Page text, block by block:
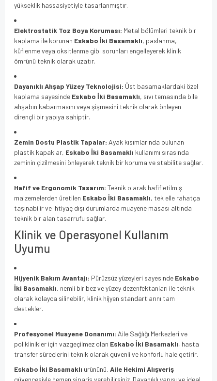
yükseklik hassasiyetiyle tasarlanmıştır.
Elektrostatik Toz Boya Koruması: Metal bölümleri teknik bir
kaplama ile korunan Eskabo İki Basamaklı, paslanma,
küflenme veya oksitlenme gibi sorunları engelleyerek klinik
ömrünü teknik olarak uzatır.
Dayanıklı Ahşap Yüzey Teknolojisi: Üst basamaklardaki özel
kaplama sayesinde Eskabo İki Basamaklı, sıvı temasında bile
ahşabın kabarmasını veya şişmesini teknik olarak önleyen
dirençli bir yapıya sahiptir.
Zemin Dostu Plastik Tapalar: Ayak kısımlarında bulunan
plastik kapaklar, Eskabo İki Basamaklı kullanımı sırasında
zeminin çizilmesini önleyerek teknik bir koruma ve stabilite sağlar.
Hafif ve Ergonomik Tasarım: Teknik olarak hafifletilmiş
malzemelerden üretilen Eskabo İki Basamaklı, tek elle rahatça
taşınabilir ve ihtiyaç dışı durumlarda muayene masası altında
teknik bir alan tasarrufu sağlar.
Klinik ve Operasyonel Kullanım
Uyumu
Hijyenik Bakım Avantajı: Pürüzsüz yüzeyleri sayesinde Eskabo
İki Basamaklı, nemli bir bez ve yüzey dezenfektanları ile teknik
olarak kolayca silinebilir, klinik hijyen standartlarını tam
destekler.
Profesyonel Muayene Donanımı: Aile Sağlığı Merkezleri ve
poliklinikler için vazgeçilmez olan Eskabo İki Basamaklı, hasta
transfer süreçlerini teknik olarak güvenli ve konforlu hale getirir.
Eskabo İki Basamaklı ürününü, Aile Hekimi Alışveriş
güvencesiyle hemen sipariş verebilirsiniz. Dayanıklı yapısı ve ideal